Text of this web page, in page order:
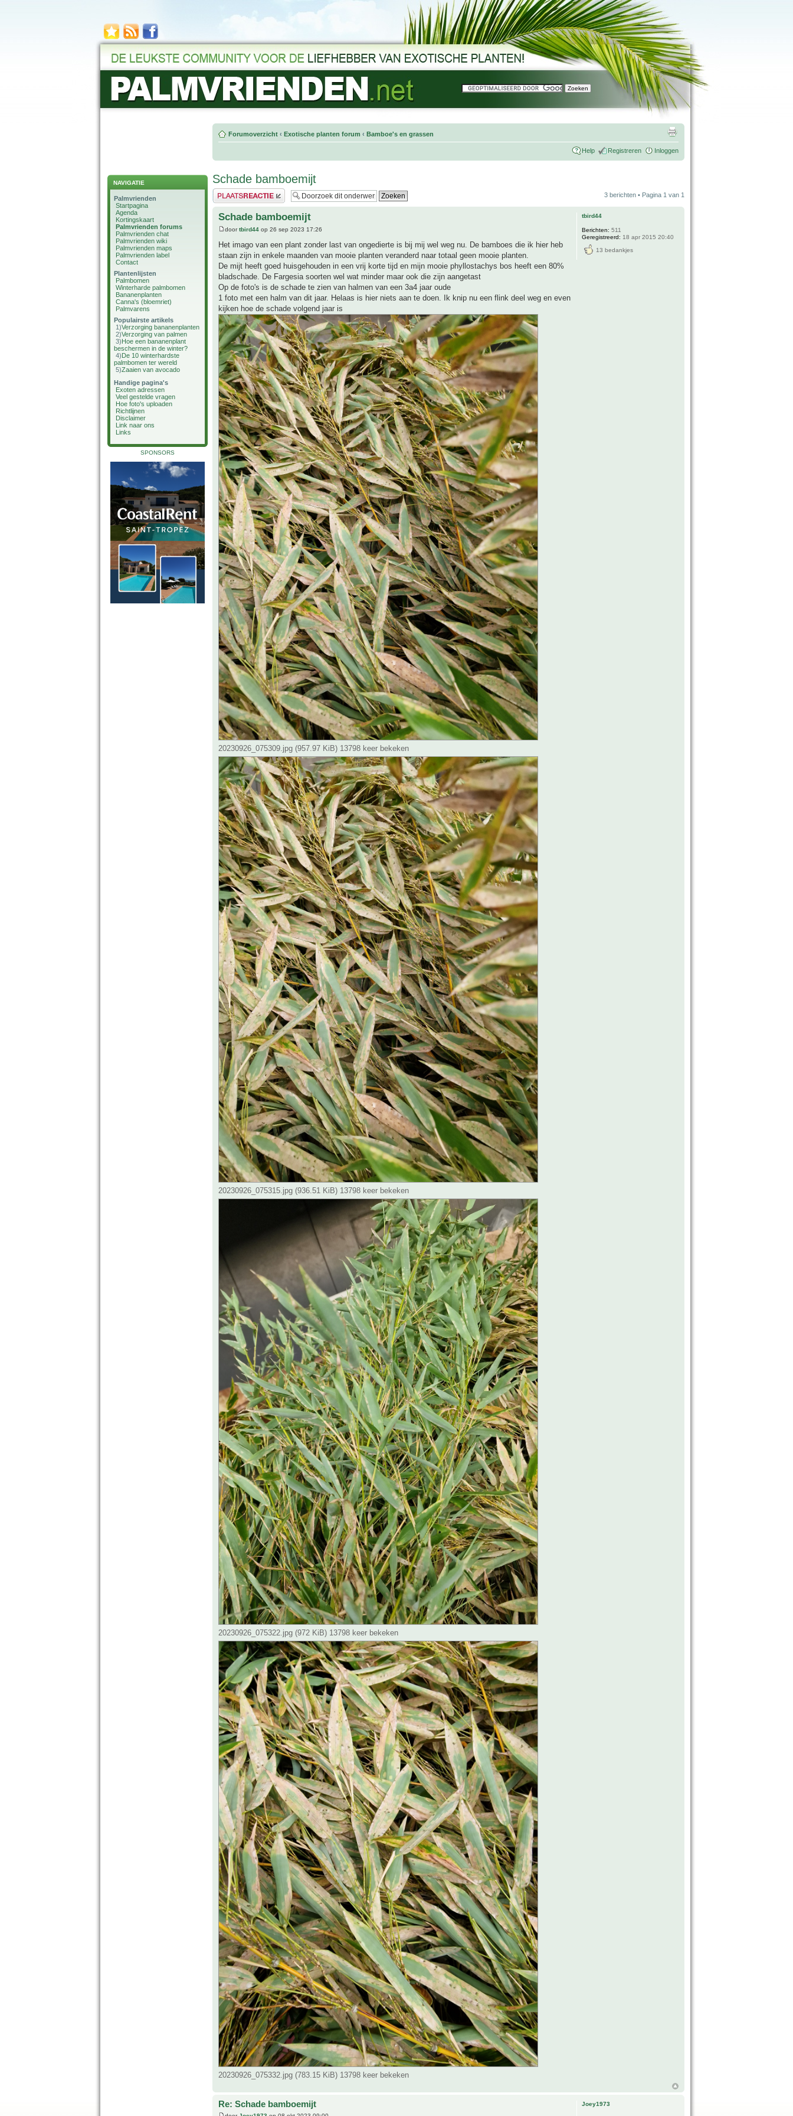
NAVIGATIE
Palmvrienden
Startpagina
Agenda
Kortingskaart
Palmvrienden forums
Palmvrienden chat
Palmvrienden wiki
Palmvrienden maps
Palmvrienden label
Contact
Plantenlijsten
Palmbomen
Winterharde palmbomen
Bananenplanten
Canna's (bloemriet)
Palmvarens
Populairste artikels
1)Verzorging bananenplanten
2)Verzorging van palmen
3)Hoe een bananenplant
beschermen in de winter?
4)De 10 winterhardste
palmbomen ter wereld
5)Zaaien van avocado
Handige pagina's
Exoten adressen
Veel gestelde vragen
Hoe foto's uploaden
Richtlijnen
Disclaimer
Link naar ons
Links
SPONSORS
Forumoverzicht ‹ Exotische planten forum ‹ Bamboe's en grassen
Help Registreren Inloggen
Schade bamboemijt
Plaats een reactie 3 berichten • Pagina 1 van 1
Schade bamboemijt
doortbird44 op 26 sep 2023 17:26
Het imago van een plant zonder last van ongedierte is bij mij wel weg nu. De bamboes die ik hier heb
staan zijn in enkele maanden van mooie planten veranderd naar totaal geen mooie planten.
De mijt heeft goed huisgehouden in een vrij korte tijd en mijn mooie phyllostachys bos heeft een 80%
bladschade. De Fargesia soorten wel wat minder maar ook die zijn aangetast
Op de foto's is de schade te zien van halmen van een 3a4 jaar oude
1 foto met een halm van dit jaar. Helaas is hier niets aan te doen. Ik knip nu een flink deel weg en even
kijken hoe de schade volgend jaar is
20230926_075309.jpg (957.97 KiB) 13798 keer bekeken
20230926_075315.jpg (936.51 KiB) 13798 keer bekeken
20230926_075322.jpg (972 KiB) 13798 keer bekeken
20230926_075332.jpg (783.15 KiB) 13798 keer bekeken
tbird44
Berichten: 511
Geregistreerd: 18 apr 2015 20:40
13 bedankjes
Re: Schade bamboemijt Joey1973